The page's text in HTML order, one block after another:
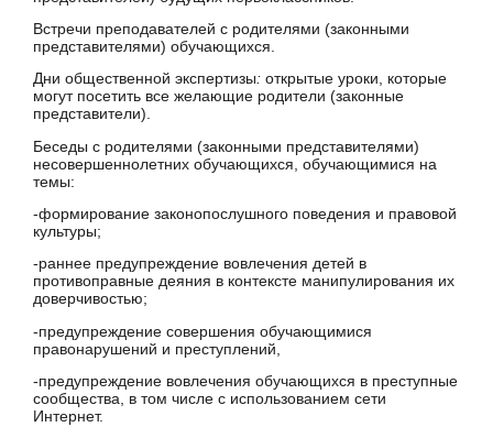
Встречи преподавателей с родителями (законными
представителями) обучающихся.
Дни общественной экспертизы: открытые уроки, которые
могут посетить все желающие родители (законные
представители).
Беседы с родителями (законными представителями)
несовершеннолетних обучающихся, обучающимися на
темы:
-формирование законопослушного поведения и правовой
культуры;
-раннее предупреждение вовлечения детей в
противоправные деяния в контексте манипулирования их
доверчивостью;
-предупреждение совершения обучающимися
правонарушений и преступлений,
-предупреждение вовлечения обучающихся в преступные
сообщества, в том числе с использованием сети
Интернет.